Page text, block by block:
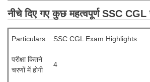
Scientific Assistant(IMD) PDF Notes
SSC Junior Engineer Notes
EBOOKS
नीचे दिए गए कुछ महत्वपूर्ण SSC CGL
Particulars SSC CGL Exam Highlights
परीक्षा कितने
चरणों में होगी
4